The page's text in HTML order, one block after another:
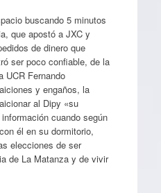
buscando 5 minutos
que apostó a JXC y
de dinero que
ser poco confiable, de la
UCR Fernando
y engaños, la
al Dipy «su
cuando según
él en su dormitorio,
elecciones de ser
de La Matanza y de vivir